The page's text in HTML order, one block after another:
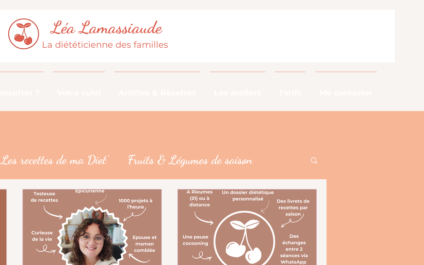
Léa Lamassiaude
La diététicienne des familles
Les recettes de ma Diet' Fruits & Légumes de saison
De la fourche à la fourchette Les croyances alimentaires
Partage de suivi... Pour les petits...